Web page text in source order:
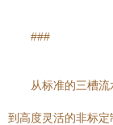
###
从标准的三槽
到高度灵活的非标